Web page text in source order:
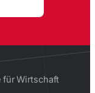
für Wirtschaft